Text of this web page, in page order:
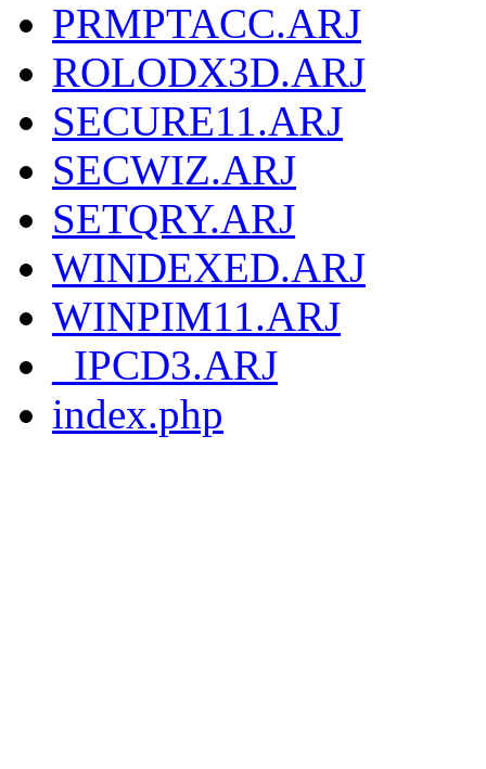
PRMPTACC.ARJ
ROLODX3D.ARJ
SECURE11.ARJ
SECWIZ.ARJ
SETQRY.ARJ
WINDEXED.ARJ
WINPIM11.ARJ
_IPCD3.ARJ
index.php